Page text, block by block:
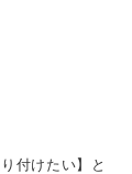
付けたい】と